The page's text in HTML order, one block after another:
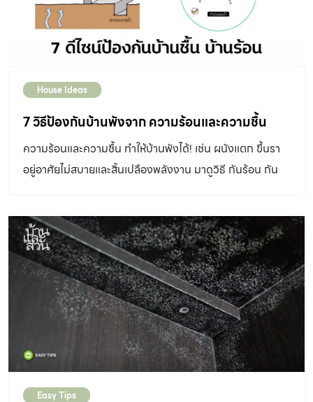
เพื่อกำหนดปริมาณที่เหมาะสม และป้องกันการเกิดอาการแพ้
หรืออันตรายด้วยนะคะ 1.สะระแหน่ (Mint) ชื่อวิทยาศาสตร์:
Mentha cordifolia Opizวงศ์: Lamiaceae (Labiatae)
อาหาร ลดอาการอาเจียน ช่วยบรรเทาอาการคลื่นไส้ ปั่นป่วน
อาการเมารถ สำหรับน้องแมวยังช่วยละลายเสมหะ ลดน้ำมูก
และช่วยให้รู้สึกสดชื่น อารมณ์ดีได้อีกด้วย ซึ่งถ้าหากเลือกใช้
เป็นประเภทน้ำมันหอมระเหยต้องเลือกเป็นเกรดที่สามารถทาน
ได้ นอกจากนี้ยังควรใช้ในปริมาณที่พอเหมาะ เพราะการใช้ใน
นะคะ 2.อบเชย (cinnamon) ชื่อวิทยาศาสตร์:
Cinnamomum verumวงศ์: Lauraceae […]
House Ideas
7 วิธีป้องกันบ้านพังจาก ความร้อนและความชื้น
ความร้อนและความชื้น ทำให้บ้านพังได้! เช่น ผนังแตก ขึ้นรา
อยู่อาศัยไม่สบายและสิ้นเปลืองพลังงาน มาดูวิธี กันร้อน กัน
ตั้งได้ 3 ตำแหน่ง คือ บนพื้นผิวหลังคา ใต้วัสดุมุงหลังคา และ
บนฝ้าเพดาน โดยแนะนำให้ป้องกันความร้อนตั้งแต่ชั้นหลังคา
ก็จะลดความร้อนได้ดีกว่าการติดตั้งฉนวนเหนือฝ้าเพดาน
เพราะความร้อนที่ผ่านหลังคาลงมาจะน้อยลงและมีโอกาส
ระบายออกทางช่องระบายอากาศก่อนลงมาถึงฝ้าเพดาน หรือ
อาจติดตั้งหลายตำแหน่งก็จะเพิ่มประสิทธิภาพการป้องกัน
ความร้อนได้ดียิ่งขึ้น กันร้อน กันชื้น 2. ป้องกันแดดและฝน
หลังคาบ้านควรทำชายคายื่น 1-1.5 เมตร เพื่อป้องกัน ความ
Easy Tips